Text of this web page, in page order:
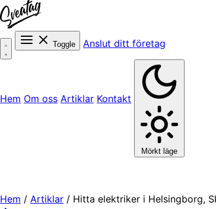
Toggle Anslut ditt företag
Hem Om oss Artiklar Kontakt
Mörkt läge
Hem / Artiklar / Hitta elektriker i Helsingborg,